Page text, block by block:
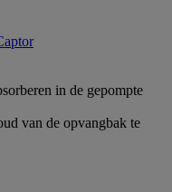
in de gepompte
van de opvangbak te